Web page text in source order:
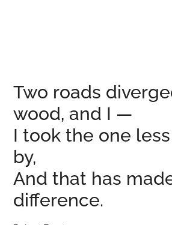
Two roads
wood, and I —
I took the one
by,
And that has
difference.